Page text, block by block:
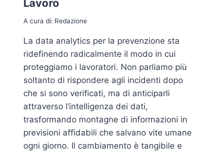
Lavoro
A cura di: Redazione
La data analytics per la prevenzione sta
ridefinendo radicalmente il modo in cui
proteggiamo i lavoratori. Non parliamo più
soltanto di rispondere agli incidenti dopo
che si sono verificati, ma di anticiparli
attraverso l’intelligenza dei dati,
trasformando montagne di informazioni in
previsioni affidabili che salvano vite umane
ogni giorno. Il cambiamento è tangibile e